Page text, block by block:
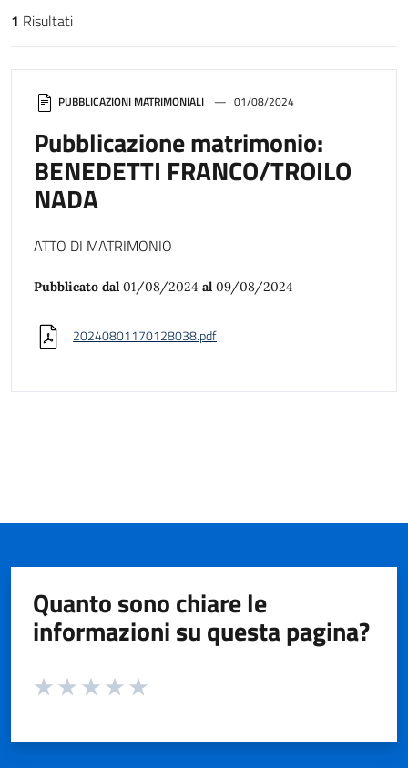
Risultati di ricerca
1 Risultati
PUBBLICAZIONI MATRIMONIALI 01/08/2024
Pubblicazione matrimonio:
BENEDETTI FRANCO/TROILO
NADA
ATTO DI MATRIMONIO
Pubblicato dal 01/08/2024 al 09/08/2024
20240801170128038.pdf
Quanto sono chiare le
informazioni su questa pagina?
Valuta da 1 a 5 stelle la pagina